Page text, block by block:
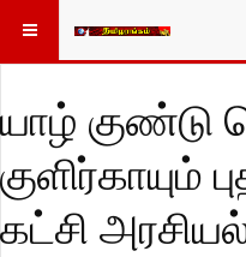
யாழ் குண்டு
குளிர்காயும்
கட்சி